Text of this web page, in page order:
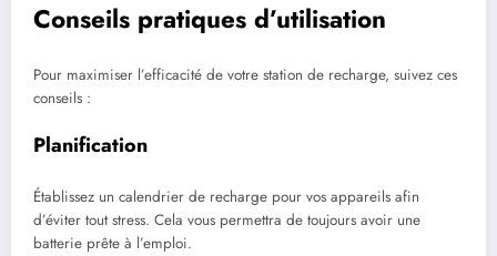
Conseils pratiques d’utilisation
Pour maximiser l’efficacité de votre station de recharge, suivez ces
conseils :
Planification
Établissez un calendrier de recharge pour vos appareils afin
d’éviter tout stress. Cela vous permettra de toujours avoir une
batterie prête à l’emploi.